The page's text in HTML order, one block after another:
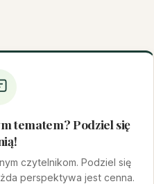
tematem? Podziel się
czytelnikom. Podziel się
perspektywa jest cenna.